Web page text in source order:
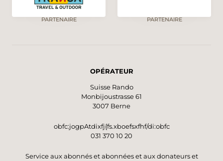
PARTENAIRE PARTENAIRE
OPÉRATEUR
Suisse Rando
Monbijoustrasse 61
3007 Berne
obfc:jogpAtdixfj{fs.xboefsxfhf/di:obfc
031 370 10 20
Service aux abonnés et abonnées et aux donateurs et